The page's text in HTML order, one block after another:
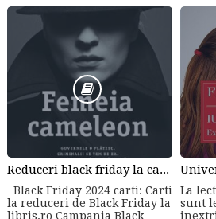
Reduceri black friday la carti online
Black Friday 2024 carti: Carti
la reduceri de Black Friday la
libris.ro Campania Black
La
sunt